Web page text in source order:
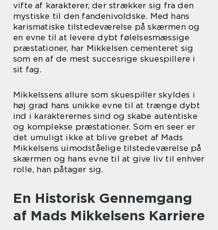
vifte af karakterer, der strækker sig fra den
mystiske til den fandenivoldske. Med hans
karismatiske tilstedeværelse på skærmen og
en evne til at levere dybt følelsesmæssige
præstationer, har Mikkelsen cementeret sig
som en af de mest succesrige skuespillere i
sit fag.
Mikkelssens allure som skuespiller skyldes i
høj grad hans unikke evne til at trænge dybt
ind i karakterernes sind og skabe autentiske
og komplekse præstationer. Som en seer er
det umuligt ikke at blive grebet af Mads
Mikkelsens uimodståelige tilstedeværelse på
skærmen og hans evne til at give liv til enhver
rolle, han påtager sig.
En Historisk Gennemgang
af Mads Mikkelsens Karriere